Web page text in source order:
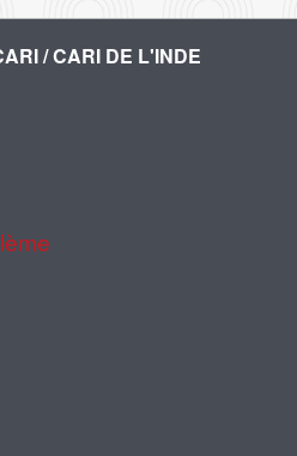
/ CARI DE L'INDE